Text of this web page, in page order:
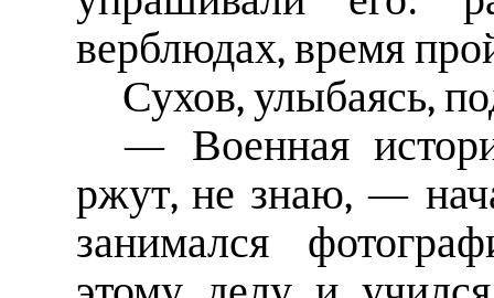
верблюдах, время
Сухов, улыбаясь,
— Военная
ржут, не знаю, —
занимался